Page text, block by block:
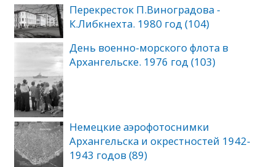
Перекресток П.Виноградова -
К.Либкнехта. 1980 год (104)
День военно-морского флота в
Архангельске. 1976 год (103)
Немецкие аэрофотоснимки
Архангельска и окрестностей 1942-
1943 годов (89)